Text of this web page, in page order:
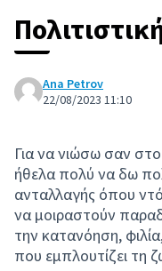
Ana Petrov
22/08/2023 11:10
Για να νιώσω σαν
ήθελα πολύ να δω
ανταλλαγής όπου
να μοιραστούν
την κατανόηση,
που εμπλουτίζει τη